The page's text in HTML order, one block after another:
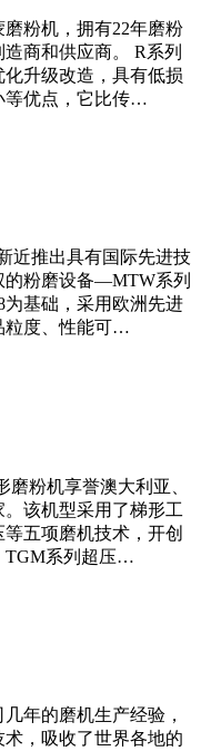
粉机，拥有22年磨粉
商和供应商。 R系列
升级改造，具有低损
等优点，它比传…
近推出具有国际先进技
的粉磨设备—MTW系列
为基础，采用欧洲先进
粒度、性能可…
粉机享誉澳大利亚、
该机型采用了梯形工
五项磨机技术，开创
TGM系列超压…
年的磨机生产经验，
，吸收了世界各地的